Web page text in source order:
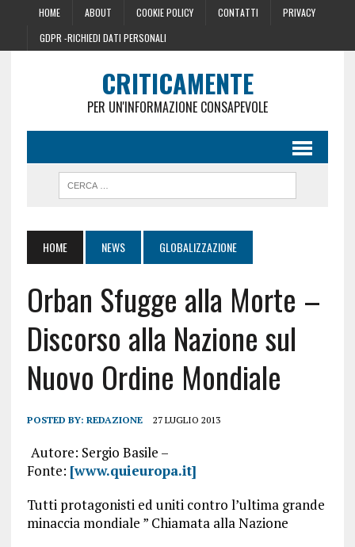
HOME ABOUT COOKIE POLICY CONTATTI
PRIVACY
GDPR -RICHIEDI DATI PERSONALI
CRITICAMENTE
PER UN'INFORMAZIONE CONSAPEVOLE
HOME NEWS GLOBALIZZAZIONE
Orban Sfugge alla Morte –
Discorso alla Nazione sul
Nuovo Ordine Mondiale
POSTED BY: REDAZIONE 27 LUGLIO 2013
Autore: Sergio Basile –
Fonte: [www.quieuropa.it]
Tutti protagonisti ed uniti contro l’ultima grande
minaccia mondiale ” Chiamata alla Nazione